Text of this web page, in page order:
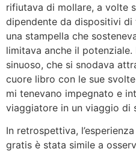
rifiutava di mollare, a volte
dipendente da dispositivi
una stampella che
limitava anche il
sinuoso, che si snodava
cuore libro con le sue
mi tenevano impegnato e
viaggiatore in un viaggio di
In retrospettiva,
gratis è stata simile a